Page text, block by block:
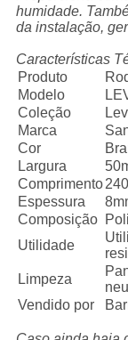
humidade.
da instalação,
Características
Produto
Modelo
Coleção
Lev
Marca
Cor
Largura
Comprimento
Espessura
Composição
Utilidade
Limpeza
Vendido por